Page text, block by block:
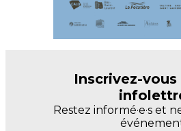
Inscrivez-
Restez informé·e·s et